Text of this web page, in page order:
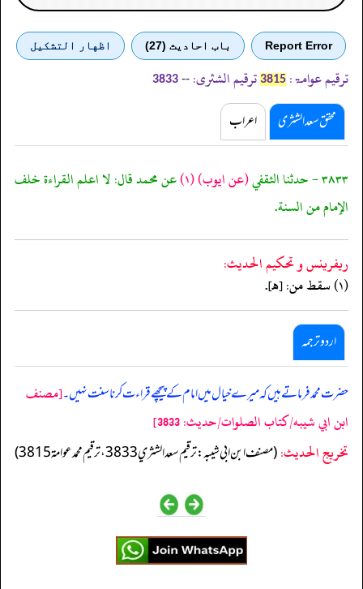
Report Error باب احادیث (27) اظهار التشكيل
ترقیم عوامۃ: 3815 ترقیم الشثری: --
3833
محقق سعد الشثری اعراب
٣٨٣٣ - حدثنا الثقفي (عن ايوب)(١) عن محمد قال: لا اعلم القراءة خلف
الإمام من السنة.
ريفرينس و تحكيم الحدیث:
(١) سقط من: [هـ].
اردو ترجمہ
حضرت محمد فرماتے ہیں کہ میرے خیال میں امام کے پیچھے قراءت کرنا سنت نہیں۔[مصنف
ابن ابي شيبه/كتاب الصلوات/حدیث: 3833]
تخریج الحدیث:(مصنف ابن ابي شيبه: ترقيم سعد الشثري 3833، ترقيم محمد عوامة 3815)